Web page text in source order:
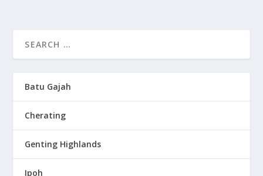
Batu Gajah
Cherating
Genting Highlands
Ipoh